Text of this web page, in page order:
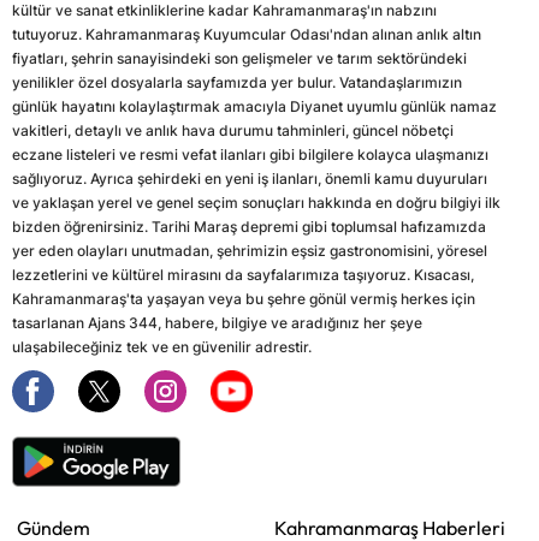
kültür ve sanat etkinliklerine kadar Kahramanmaraş'ın nabzını
tutuyoruz. Kahramanmaraş Kuyumcular Odası'ndan alınan anlık altın
fiyatları, şehrin sanayisindeki son gelişmeler ve tarım sektöründeki
yenilikler özel dosyalarla sayfamızda yer bulur. Vatandaşlarımızın
günlük hayatını kolaylaştırmak amacıyla Diyanet uyumlu günlük namaz
vakitleri, detaylı ve anlık hava durumu tahminleri, güncel nöbetçi
eczane listeleri ve resmi vefat ilanları gibi bilgilere kolayca ulaşmanızı
sağlıyoruz. Ayrıca şehirdeki en yeni iş ilanları, önemli kamu duyuruları
ve yaklaşan yerel ve genel seçim sonuçları hakkında en doğru bilgiyi ilk
bizden öğrenirsiniz. Tarihi Maraş depremi gibi toplumsal hafızamızda
yer eden olayları unutmadan, şehrimizin eşsiz gastronomisini, yöresel
lezzetlerini ve kültürel mirasını da sayfalarımıza taşıyoruz. Kısacası,
Kahramanmaraş'ta yaşayan veya bu şehre gönül vermiş herkes için
tasarlanan Ajans 344, habere, bilgiye ve aradığınız her şeye
ulaşabileceğiniz tek ve en güvenilir adrestir.
Gündem
Kahramanmaraş Haberleri